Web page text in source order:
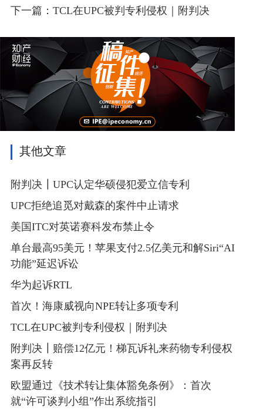
下一篇：TCL在UPC被判专利侵权｜附判决
其他文章
附判决┃UPC认定华硕侵犯爱立信专利
UPC拒绝追觅对戴森的案件中止请求
美国ITC对英诺赛科发布禁止令
单台最高95美元！苹果支付2.5亿美元和解Siri“AI
功能”延迟诉讼
华为起诉RTL
首次！海康威视向NPE转让多项专利
TCL在UPC被判专利侵权｜附判决
附判决┃赔偿12亿元！梯瓦诉礼来药物专利侵权
案再反转
欧盟通过《技术转让集体豁免条例》：首次
就“许可谈判小组”作出系统指引